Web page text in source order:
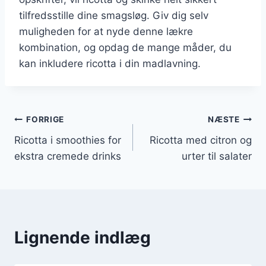
tilfredsstille dine smagsløg. Giv dig selv
muligheden for at nyde denne lækre
kombination, og opdag de mange måder, du
kan inkludere ricotta i din madlavning.
Indlægsnavigation
FORRIGE
Ricotta i smoothies for
ekstra cremede drinks
NÆSTE
Ricotta med citron og
urter til salater
Lignende indlæg